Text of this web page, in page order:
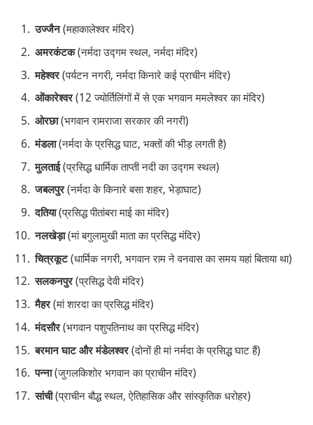
उज्जैन(महाकालेश्वर मंदिर)
अमरकंटक(नर्मदा उद्गम स्थल, नर्मदा मंदिर)
महेश्वर(पर्यटन नगरी, नर्मदा किनारे कई प्राचीन मंदिर)
ओंकारेश्वर(12 ज्योर्तिलिंगों में से एक भगवान ममलेश्वर का मंदिर)
ओरछा(भगवान रामराजा सरकार की नगरी)
मंडला(नर्मदा के प्रसिद्ध घाट, भक्तों की भीड़ लगती है)
मुलताई(प्रसिद्ध धार्मिक ताप्ती नदी का उद्गम स्थल)
जबलपुर(नर्मदा के किनारे बसा शहर, भेड़ाघाट)
दतिया(प्रसिद्ध पीतांबरा माई का मंदिर)
नलखेड़ा(मां बगुलामुखी माता का प्रसिद्ध मंदिर)
चित्रकूट(धार्मिक नगरी, भगवान राम ने वनवास का समय यहां बिताया था)
सलकनपुर(प्रसिद्ध देवी मंदिर)
मैहर(मां शारदा का प्रसिद्ध मंदिर)
मंदसौर(भगवान पशुपतिनाथ का प्रसिद्ध मंदिर)
बरमान घाट और मंडेलश्वर(दोनों ही मां नर्मदा के प्रसिद्ध घाट हैं)
पन्ना(जुगलकिशोर भगवान का प्राचीन मंदिर)
सांची(प्राचीन बौद्ध स्थल, ऐतिहासिक और सांस्कृतिक धरोहर)